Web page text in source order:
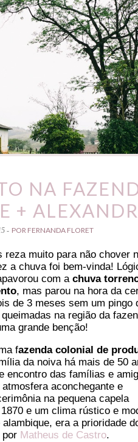
NA
+
- POR FERNANDA FLORET
reza muito para não chover
a chuva foi bem-vinda!
com achuva
, mas parou na hora da
de 3 meses sem um pingo
na região da
grande benção!
fazenda colonial de
da noiva há mais de 50
encontro das famílias e
aconchegante e
na pequena capela
e um clima rústico e
era a prioridade
por Matheus de Castro.